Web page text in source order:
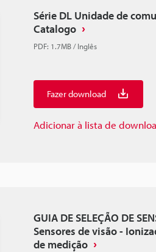
Série DL Unidade de
Catalogo
PDF: 1.7MB/Inglês
Fazer download
Adicionar à lista de
GUIA DE SELEÇÃO DE
Sensores de visão -
de medição